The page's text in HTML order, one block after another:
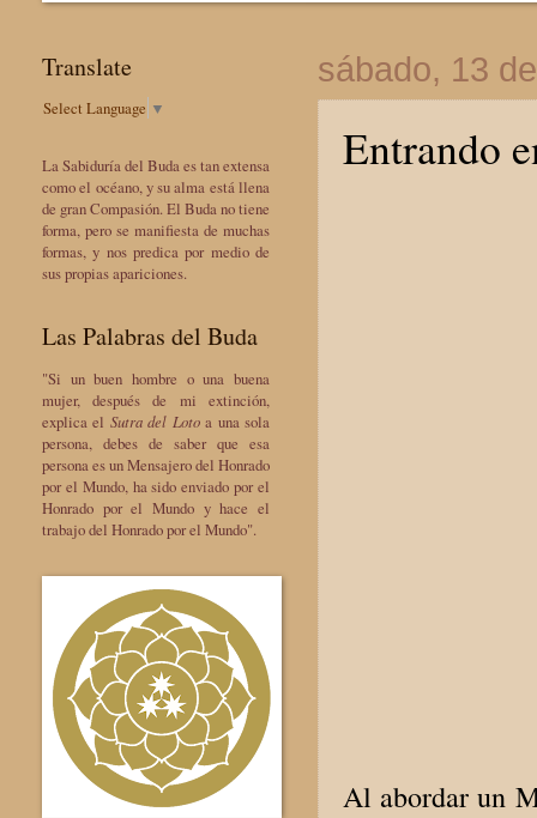
sábado, 13
Entrando
Al abordar un
Translate
Select Language ▼
La Sabiduría del Buda es tan extensa
como el océano, y su alma está llena
de gran Compasión. El Buda no tiene
forma, pero se manifiesta de muchas
formas, y nos predica por medio de
sus propias apariciones.
Las Palabras del Buda
"Si un buen hombre o una buena
mujer, después de mi extinción,
explica el Sutra del Lotoa una sola
persona, debes de saber que esa
persona es un Mensajero del Honrado
por el Mundo, ha sido enviado por el
Honrado por el Mundo y hace el
trabajo del Honrado por el Mundo".